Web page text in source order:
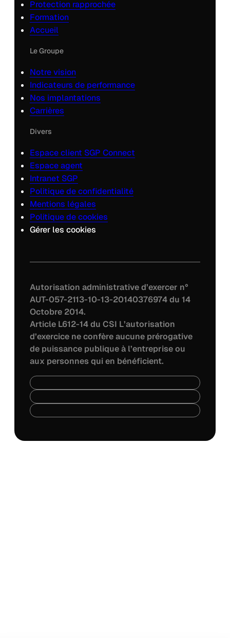
Protection rapprochée
Formation
Accueil
Le Groupe
Notre vision
Indicateurs de performance
Nos implantations
Carrières
Divers
Espace client SGP Connect
Espace agent
Intranet SGP
Politique de confidentialité
Mentions légales
Politique de cookies
Gérer les cookies
Autorisation administrative d’exercer n°
AUT-057-2113-10-13-20140376974 du 14
Octobre 2014.
Article L612-14 du CSI L’autorisation
d’exercice ne confère aucune prérogative
de puissance publique à l’entreprise ou
aux personnes qui en bénéficient.